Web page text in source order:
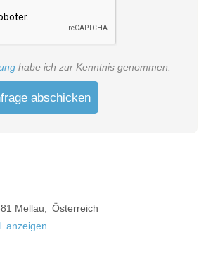
habe ich zur Kenntnis genommen.
abschicken
Mellau
Österreich
anzeigen